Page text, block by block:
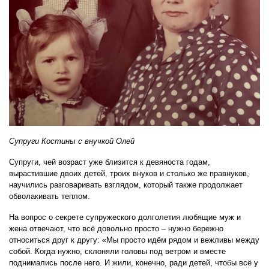
Супруги Костины с внучкой Олей
Супруги, чей возраст уже близится к девяноста годам,
вырастившие двоих детей, троих внуков и столько же правнуков,
научились разговаривать взглядом, который также продолжает
обволакивать теплом.
На вопрос о секрете супружеского долголетия любящие муж и
жена отвечают, что всё довольно просто – нужно бережно
относиться друг к другу: «Мы просто идём рядом и вежливы между
собой. Когда нужно, склоняли головы под ветром и вместе
поднимались после него. И жили, конечно, ради детей, чтобы всё у